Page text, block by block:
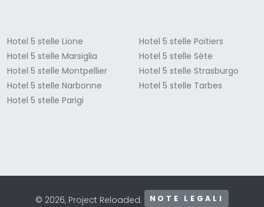
Hotel 5 stelle Lione
Hotel 5 stelle Marsiglia
Hotel 5 stelle Montpellier
Hotel 5 stelle Narbonne
Hotel 5 stelle Parigi
Hotel 5 stelle Poitiers
Hotel 5 stelle Sète
Hotel 5 stelle Strasburgo
Hotel 5 stelle Tarbes
© 2026, Project Reloaded. NOTE LEGALI